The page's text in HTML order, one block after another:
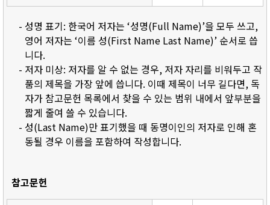
- 성명 표기: 한국어 저자는 ‘성명(Full Name)’을 모두 쓰고,
영어 저자는 ‘이름 성(First Name Last Name)’ 순서로 씁
니다.
- 저자 미상: 저자를 알 수 없는 경우, 저자 자리를 비워두고 작
품의 제목을 가장 앞에 씁니다. 이때 제목이 너무 길다면, 독
자가 참고문헌 목록에서 찾을 수 있는 범위 내에서 앞부분을
짧게 줄여 쓸 수 있습니다.
- 성(Last Name)만 표기했을 때 동명이인의 저자로 인해 혼
동될 경우 이름을 포함하여 작성합니다.
참고문헌